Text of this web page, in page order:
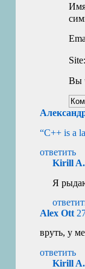
Site:
Вы
“C++ is a
ответить
Kirill
Я
Alex Ott
вруть, у
ответить
Kirill